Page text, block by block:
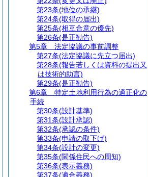
第23条(地位の承継)
第24条(取得の届出)
第25条(相互合意の優先)
第26条(是正勧告)
第5章
法定協議の事前調整
第27条(法定協議に先立つ届出)
第28条(報告若しくは資料の提出又
は技術的助言)
第29条(是正勧告)
第6章
特定土地利用行為の適正化の
手続
第30条(設計基準)
第31条(設計承認)
第32条(承認の条件)
第33条(申請の取下げ)
第34条(設計の変更)
第35条(関係住民への周知)
第36条(表示義務)
第37条(適合義務)